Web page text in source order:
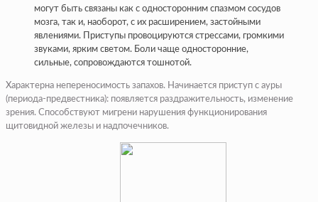
могут быть связаны как с односторонним спазмом сосудов
мозга, так и, наоборот, с их расширением, застойными
явлениями. Приступы провоцируются стрессами, громкими
звуками, ярким светом. Боли чаще односторонние,
сильные, сопровождаются тошнотой.
Характерна непереносимость запахов. Начинается приступ с ауры
(периода-предвестника): появляется раздражительность, изменение
зрения. Способствуют мигрени нарушения функционирования
щитовидной железы и надпочечников.